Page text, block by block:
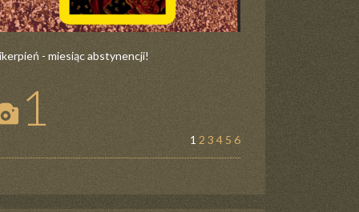
- miesiąc abstynencji!
1
1 2 3 4 5 6